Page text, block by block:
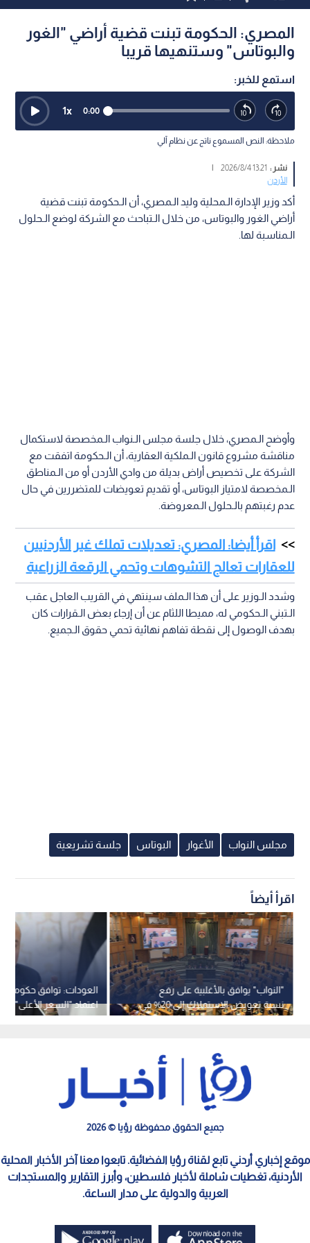
المصري: الحكومة تبنت قضية أراضي "الغور
والبوتاس" وستنهيها قريبا
استمع للخبر:
0:00
1x
ملاحظة: النص المسموع ناتج عن نظام آلي
نشر : 13:21 2026/8/4
|
الأردن
أكد وزير الإدارة الـمحلية وليد الـمصري، أن الـحكومة تبنت قضية
أراضي الغور والبوتاس، من خلال الـتباحث مع الشركة لوضع الـحلول
الـمناسبة لها.
وأوضح الـمصري، خلال جلسة مجلس الـنواب الـمخصصة لاستكمال
مناقشة مشروع قانون الـملكية العقارية، أن الـحكومة اتفقت مع
الشركة على تخصيص أراض بديلة من وادي الأردن أو من الـمناطق
الـمخصصة لامتياز البوتاس، أو تقديم تعويضات للمتضررين في حال
عدم رغبتهم بالـحلول الـمعروضة.
اقرأ أيضا: المصري: تعديلات تملك غير الأردنيين
للعقارات تعالج التشوهات وتحمي الرقعة الزراعية
وشدد الـوزير على أن هذا الـملف سينتهي في القريب العاجل عقب
الـتبني الـحكومي له، مميطا اللثام عن أن إرجاء بعض الـقرارات كان
بهدف الوصول إلى نقطة تفاهم نهائية تحمي حقوق الـجميع.
مجلس النواب الأغوار البوتاس جلسة تشريعية
اقرأ أيضاً
العودات: توافق حكومي
اعتماد "السعر الأعلى"
التعويض عند الاستملاك إلى
"النواب" يوافق بالأغلبية على رفع
نسبة تعويض الاستملاك إلى 20% في
"الملكية العقارية"
جميع الحقوق محفوظة رؤيا © 2026
موقع إخباري أردني تابع لقناة رؤيا الفضائية. تابعوا معنا آخر الأخبار المحلية
الأردنية، تغطيات شاملة لأخبار فلسطين، وأبرز التقارير والمستجدات
العربية والدولية على مدار الساعة.